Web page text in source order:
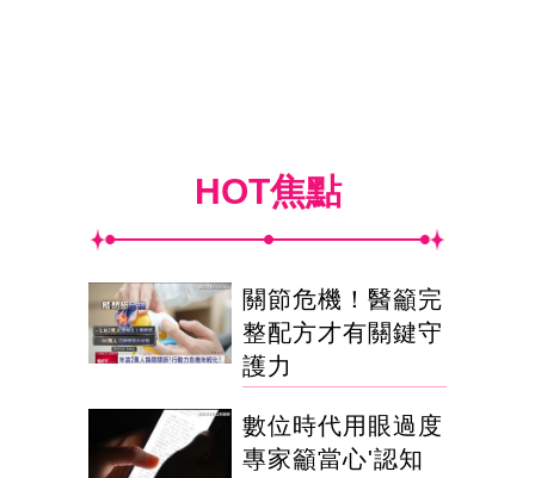
HOT焦點
關節危機！醫籲完
整配方才有關鍵守
護力
數位時代用眼過度
專家籲當心'認知